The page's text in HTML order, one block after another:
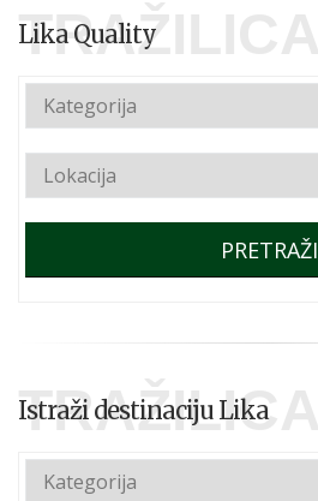
TRAŽILICA
Lika Quality
PRETRAŽI
TRAŽILICA
Istraži destinaciju Lika